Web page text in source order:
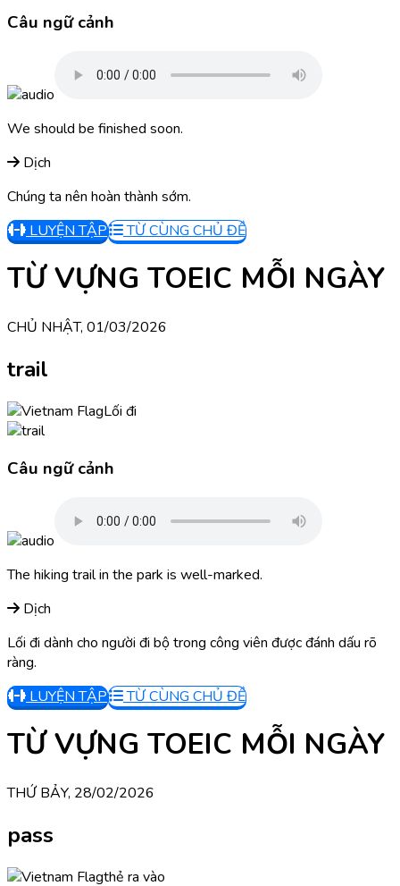
Câu ngữ cảnh
We should be finished soon.
Dịch
Chúng ta nên hoàn thành sớm.
LUYỆN TẬP
TỪ CÙNG CHỦ ĐỀ
TỪ VỰNG TOEIC MỖI NGÀY
CHỦ NHẬT, 01/03/2026
trail
Lối đi
Câu ngữ cảnh
The hiking trail in the park is well-marked.
Dịch
Lối đi dành cho người đi bộ trong công viên được đánh dấu rõ
ràng.
LUYỆN TẬP
TỪ CÙNG CHỦ ĐỀ
TỪ VỰNG TOEIC MỖI NGÀY
THỨ BẢY, 28/02/2026
pass
thẻ ra vào